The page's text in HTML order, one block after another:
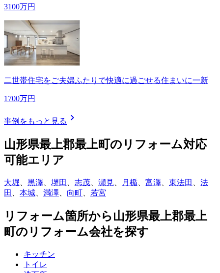
3100万円
二世帯住宅をご夫婦ふたりで快適に過ごせる住まいに一新
1700万円
事例をもっと見る chevron_right
山形県最上郡最上町のリフォーム対応
可能エリア
大堀 黒澤 堺田 志茂 瀬見 月楯 富澤 東法田
法
田
本城 満澤 向町 若宮
リフォーム箇所から山形県最上郡最上
町のリフォーム会社を探す
キッチン
トイレ